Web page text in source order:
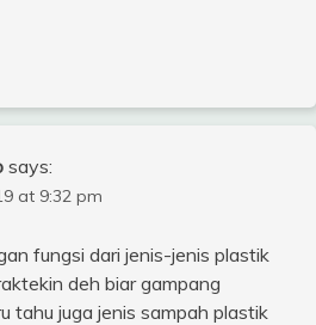
says:
at 9:32 pm
fungsi dari jenis-jenis plastik
deh biar gampang
tahu juga jenis sampah plastik